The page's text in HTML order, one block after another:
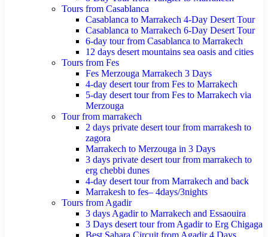
Tours from Casablanca
Casablanca to Marrakech 4-Day Desert Tour
Casablanca to Marrakech 6-Day Desert Tour
6-day tour from Casablanca to Marrakech
12 days desert mountains sea oasis and cities
Tours from Fes
Fes Merzouga Marrakech 3 Days
4-day desert tour from Fes to Marrakech
5-day desert tour from Fes to Marrakech via
Merzouga
Tour from marrakech
2 days private desert tour from marrakesh to
zagora
Marrakech to Merzouga in 3 Days
3 days private desert tour from marrakech to
erg chebbi dunes
4-day desert tour from Marrakech and back
Marrakesh to fes– 4days/3nights
Tours from Agadir
3 days Agadir to Marrakech and Essaouira
3 Days desert tour from Agadir to Erg Chigaga
Best Sahara Circuit from Agadir 4 Days